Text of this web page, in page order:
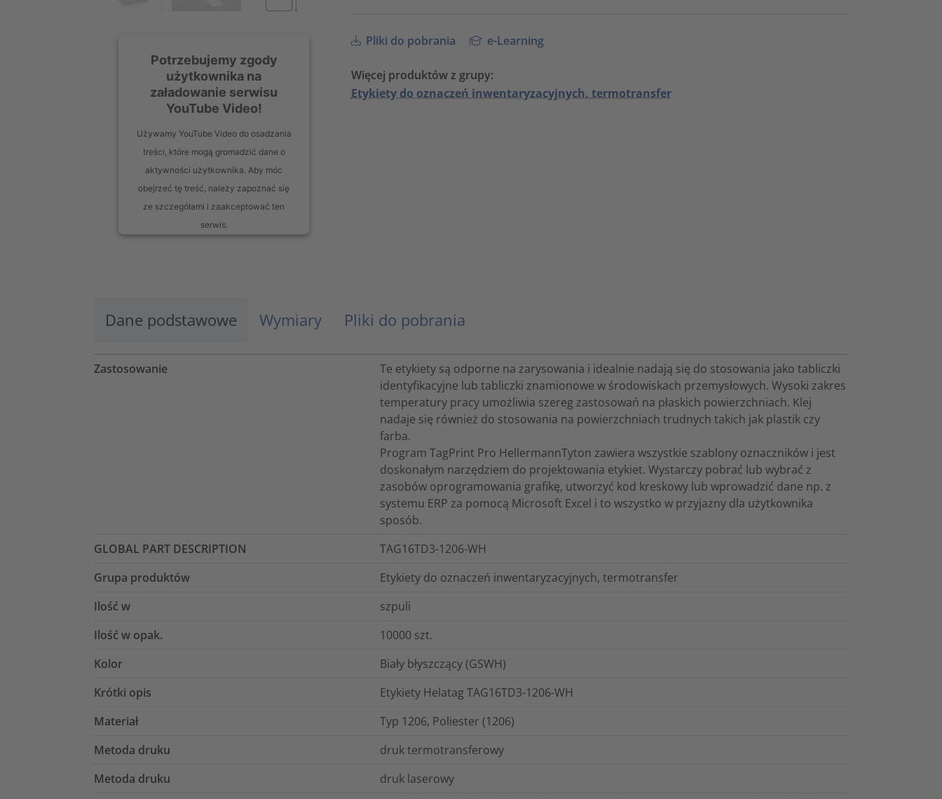
Potrzebujemy zgody
użytkownika na
załadowanie serwisu
YouTube Video!
Używamy YouTube Video do osadzania
treści, które mogą gromadzić dane o
aktywności użytkownika. Aby móc
obejrzeć tę treść, należy zapoznać się
ze szczegółami i zaakceptować ten
serwis.
powered byUsercentrics Consent
Pliki do pobrania e-Learning
Więcej produktów z grupy:
Etykiety do oznaczeń inwentaryzacyjnych, termotransfer
Dane podstawowe Wymiary Pliki do pobrania
Zastosowanie
Te etykiety są odporne na zarysowania i idealnie nadają się do stosowania jako tabliczki
identyfikacyjne lub tabliczki znamionowe w środowiskach przemysłowych. Wysoki zakres
temperatury pracy umożliwia szereg zastosowań na płaskich powierzchniach. Klej
nadaje się również do stosowania na powierzchniach trudnych takich jak plastik czy
farba.
Program TagPrint Pro HellermannTyton zawiera wszystkie szablony oznaczników i jest
doskonałym narzędziem do projektowania etykiet. Wystarczy pobrać lub wybrać z
zasobów oprogramowania grafikę, utworzyć kod kreskowy lub wprowadzić dane np. z
systemu ERP za pomocą Microsoft Excel i to wszystko w przyjazny dla użytkownika
sposób.
GLOBAL PART DESCRIPTION
TAG16TD3-1206-WH
Grupa produktów
Etykiety do oznaczeń inwentaryzacyjnych, termotransfer
Ilość w
szpuli
Ilość w opak.
10000 szt.
Kolor
Biały błyszczący (GSWH)
Krótki opis
Etykiety Helatag TAG16TD3-1206-WH
Materiał
Typ 1206, Poliester (1206)
Metoda druku
druk termotransferowy
Metoda druku
druk laserowy